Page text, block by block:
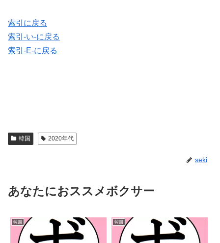
索引に戻る
索引-い-に戻る
索引-E-に戻る
韓国 2020年代
seki
あなたにおススメボクサー
韓国 韓国